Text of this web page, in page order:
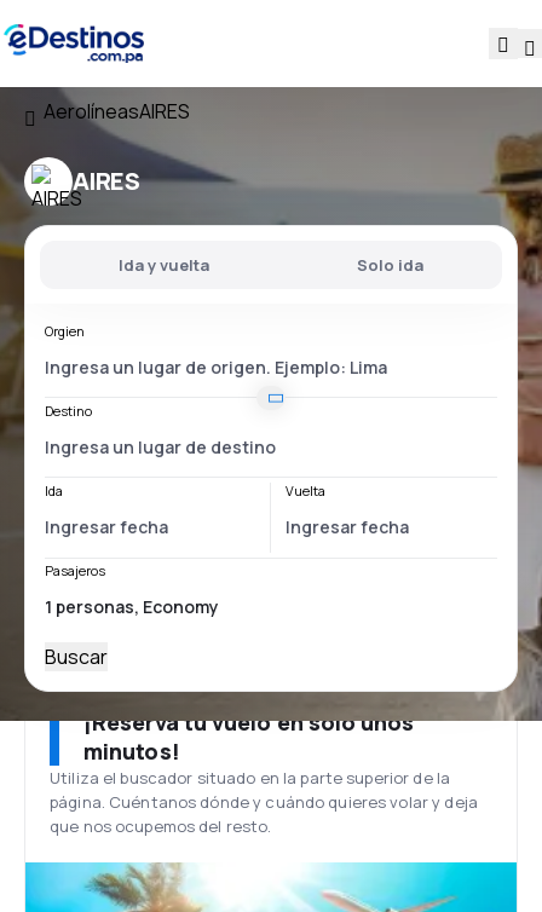
AerolíneasAIRES
AIRES
Ida y vuelta Solo ida
Orgien
Destino
Ida Vuelta
Pasajeros
Buscar
¡Reserva tu vuelo en solo unos
minutos!
Utiliza el buscador situado en la parte superior de la
página. Cuéntanos dónde y cuándo quieres volar y deja
que nos ocupemos del resto.